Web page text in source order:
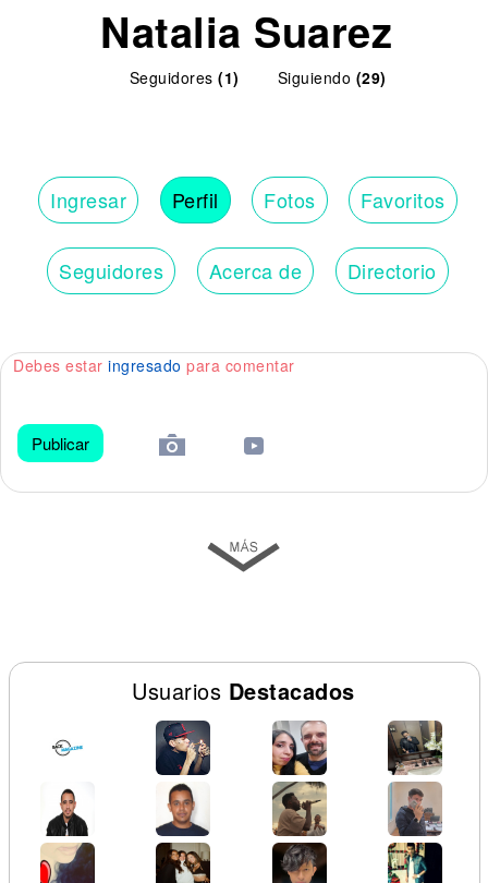
Natalia Suarez
Seguidores (1) Siguiendo (29)
Ingresar Perfil Fotos Favoritos
Seguidores Acerca de Directorio
Debes estar ingresado para comentar
Publicar
Usuarios Destacados